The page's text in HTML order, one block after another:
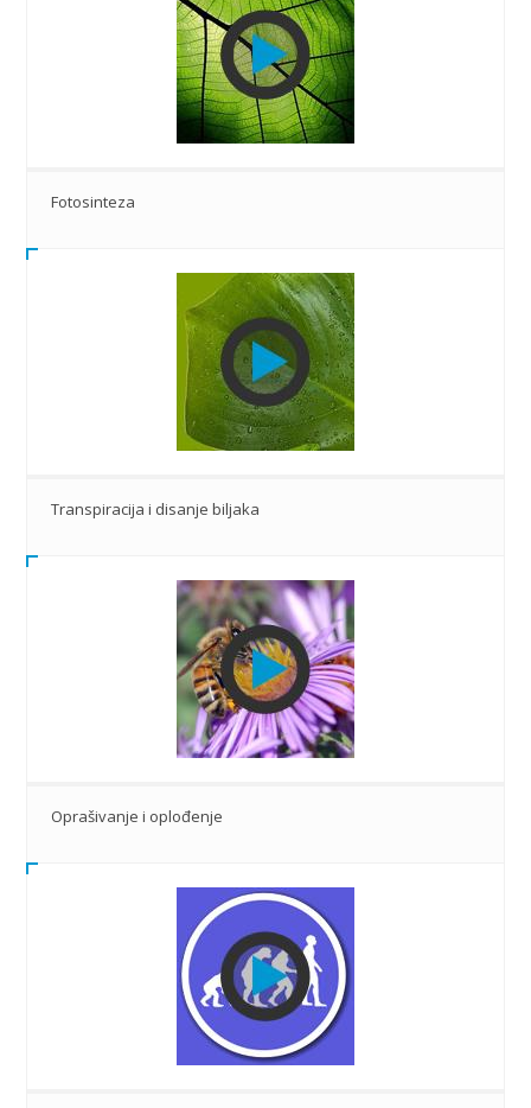
Fotosinteza
Transpiracija i disanje biljaka
Oprašivanje i oplođenje